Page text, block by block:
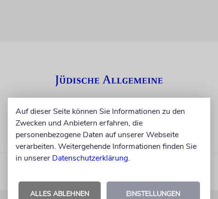
Auf dieser Seite können Sie Informationen zu den
Zwecken und Anbietern erfahren, die
personenbezogene Daten auf unserer Webseite
verarbeiten. Weitergehende Informationen finden Sie
in unserer Datenschutzerklärung.
ALLES ABLEHNEN EINSTELLUNGEN